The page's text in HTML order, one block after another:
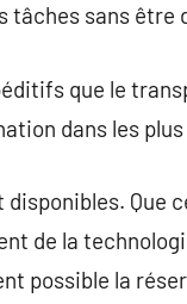
tâches sans être
que le
dans les
Que
de la
possible la